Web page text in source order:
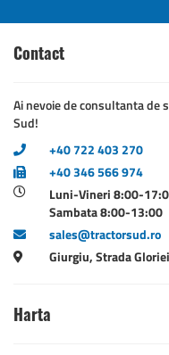
Contact
Ai nevoie de consultanta de
Sud!
+40 722 403 270
+40 346 566 974
Luni-Vineri 8:00-
Sambata 8:00-13:00
sales@tractorsud.ro
Giurgiu, Strada
Harta